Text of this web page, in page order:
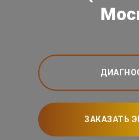
ЗАКАЗАТЬ